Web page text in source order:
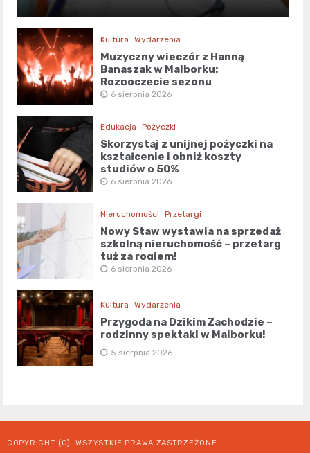
Kultura Wydarzenia
Muzyczny wieczór z Hanną
Banaszak w Malborku:
Rozpoczęcie sezonu
kulturalnego!
6 sierpnia 2026
Edukacja Pożyczki
Skorzystaj z unijnej pożyczki na
kształcenie i obniż koszty
studiów o 50%
6 sierpnia 2026
Nieruchomości Przetargi
Nowy Staw wystawia na sprzedaż
szkolną nieruchomość – przetarg
tuż za rogiem!
6 sierpnia 2026
Kultura Wydarzenia
Przygoda na Dzikim Zachodzie –
rodzinny spektakl w Malborku!
5 sierpnia 2026
COPYRIGHT (C). WSZYSTKIE PRAWA ZASTRZEŻONE.